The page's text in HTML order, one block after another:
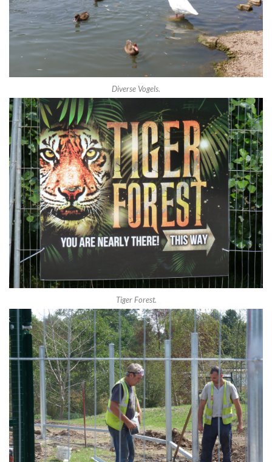
Diverse Vogels.
Tiger Forest.